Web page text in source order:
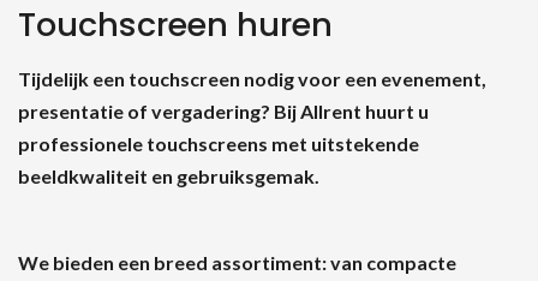
Touchscreen huren
Tijdelijk een touchscreen nodig voor een evenement,
presentatie of vergadering? Bij Allrent huurt u
professionele touchscreens met uitstekende
beeldkwaliteit en gebruiksgemak.
We bieden een breed assortiment: van compacte